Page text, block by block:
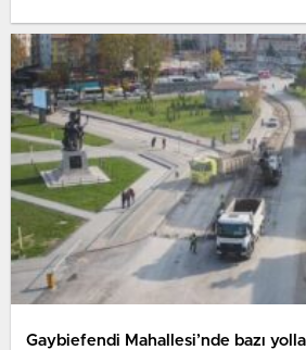
Gaybiefendi Mahallesi’nde bazı